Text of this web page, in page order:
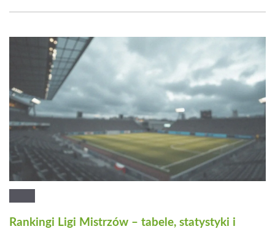
Rankingi Ligi Mistrzów – tabele, statystyki i